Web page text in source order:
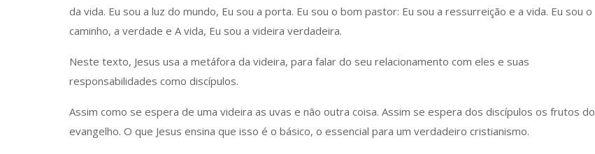
da vida. Eu sou a luz do mundo, Eu sou a porta. Eu sou o bom pastor: Eu sou a ressurreição e a vida. Eu sou o
caminho, a verdade e A vida, Eu sou a videira verdadeira.
Neste texto, Jesus usa a metáfora da videira, para falar do seu relacionamento com eles e suas
responsabilidades como discípulos.
Assim como se espera de uma videira as uvas e não outra coisa. Assim se espera dos discípulos os frutos do
evangelho. O que Jesus ensina que isso é o básico, o essencial para um verdadeiro cristianismo.